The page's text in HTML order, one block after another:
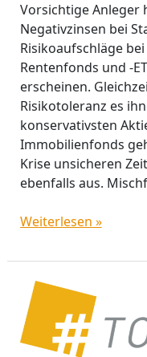
Vorsichtige Anleger
Negativzinsen bei
Risikoaufschläge
Rentenfonds und -
erscheinen.
Risikotoleranz es
konservativsten
Immobilienfonds
Krise unsicheren
ebenfalls aus.
Weiterlesen »
Konservative
Mischfonds:
Mogelpackung
oder